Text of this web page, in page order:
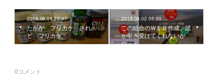
2018.08.04 22:47
たかが フリカケ され
ど フリカケ
2018.08.02 05:30
この組合のＷＥＢ作成、誰
か引き受けてくれないか
な・・
0コメント